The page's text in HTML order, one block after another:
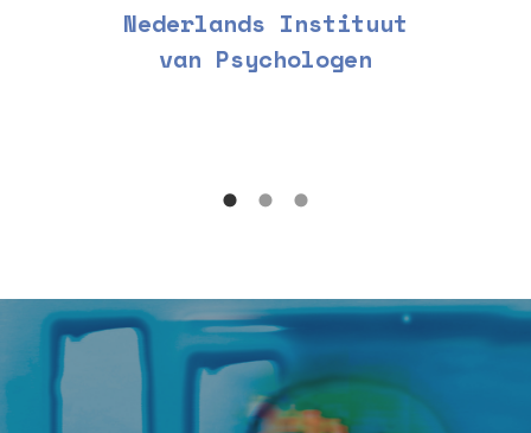
Nederlands Instituut
van Psychologen